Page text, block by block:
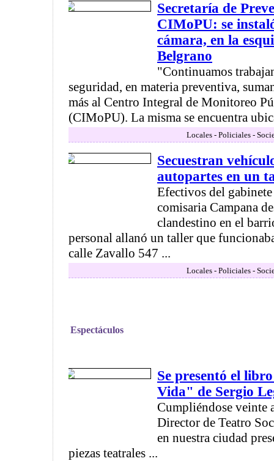
Secretaría de
CIMoPU: se
cámara, en la
Belgrano
"Continuamos
seguridad, en materia preventiva,
más al Centro Integral de Monitoreo
(CIMoPU). La misma se encuentra
Locales - Policiales -
Secuestran
autopartes en un
Efectivos del
comisaria Campana
clandestino en el
personal allanó un taller que
calle Zavallo 547 ...
Locales - Policiales -
Espectáculos
Se presentó el
Vida" de Sergio
Cumpliéndose veinte
Director de Teatro
en nuestra ciudad
piezas teatrales ...